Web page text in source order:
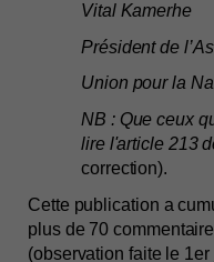
Vital Kamerhe
Président de
Union pour la
NB : Que ceux
lire l'article 213
correction).
Cette publication a
plus de 70
(observation faite le